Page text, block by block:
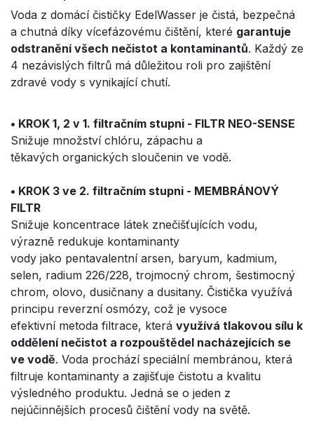
Voda z domácí čističky EdelWasser je čistá, bezpečná
a chutná díky vícefázovému čištění, které garantuje
odstranění všech nečistot a kontaminantů. Každý ze
4 nezávislých filtrů má důležitou roli pro zajištění
zdravé vody s vynikající chutí.
• KROK 1, 2 v 1. filtračním stupni - FILTR NEO-SENSE
Snižuje množství chlóru, zápachu a
těkavých organických sloučenin ve vodě.
• KROK 3 ve 2. filtračním stupni - MEMBRÁNOVÝ
FILTR
Snižuje koncentrace látek znečišťujících vodu,
výrazně redukuje kontaminanty
vody jako pentavalentní arsen, baryum, kadmium,
selen, radium 226/228, trojmocný chrom, šestimocný
chrom, olovo, dusičnany a dusitany. Čistička využívá
principu reverzní osmózy, což je vysoce
efektivní metoda filtrace, která využívá tlakovou sílu k
oddělení nečistot a rozpouštědel nacházejících se
ve vodě. Voda prochází speciální membránou, která
filtruje kontaminanty a zajišťuje čistotu a kvalitu
výsledného produktu. Jedná se o jeden z
nejúčinnějších procesů čištění vody na světě.